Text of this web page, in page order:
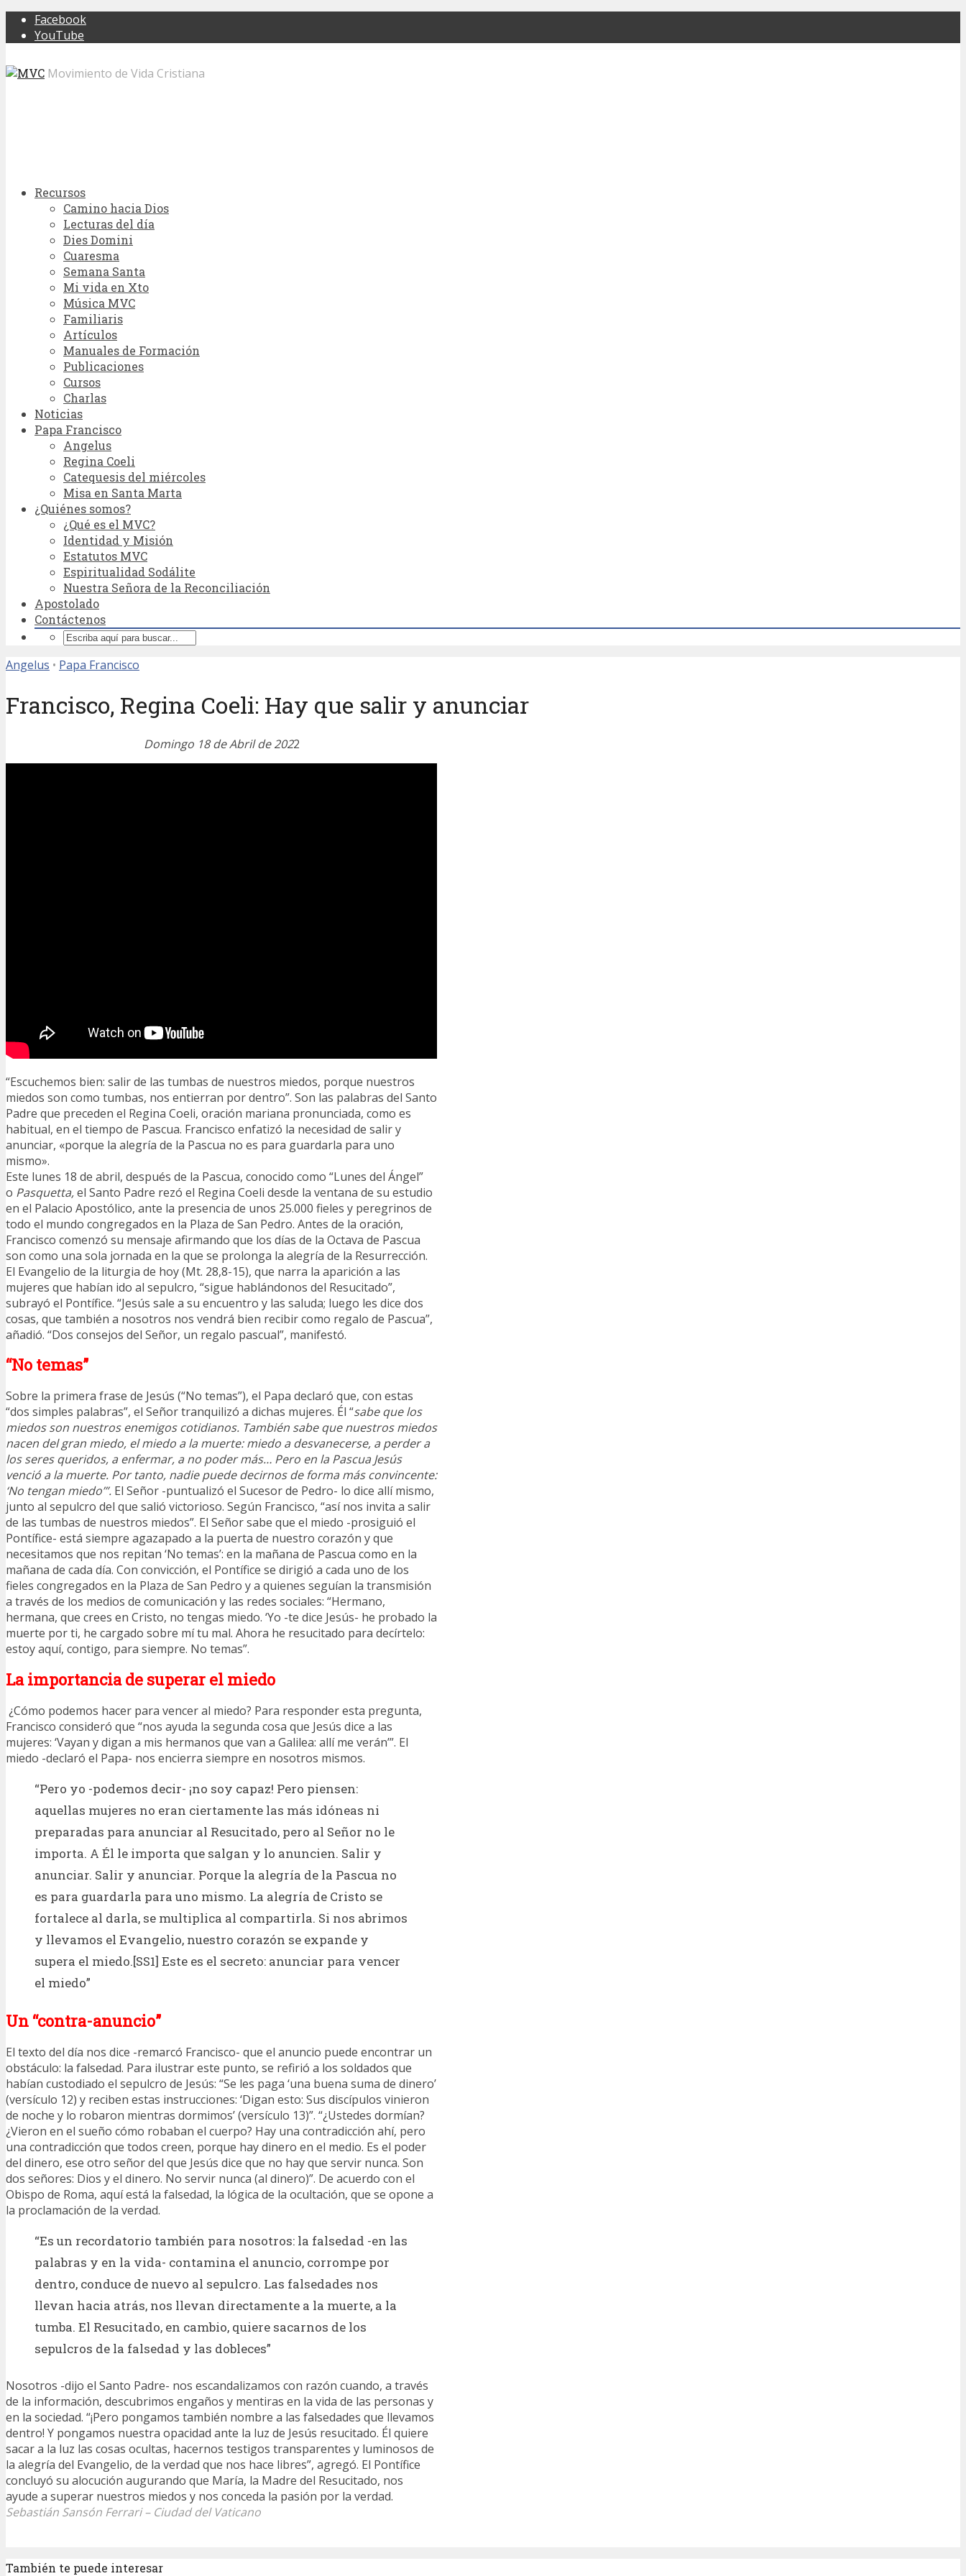
Facebook
YouTube
Movimiento de Vida Cristiana
Recursos
Camino hacia Dios
Lecturas del día
Dies Domini
Cuaresma
Semana Santa
Mi vida en Xto
Música MVC
Familiaris
Artículos
Manuales de Formación
Publicaciones
Cursos
Charlas
Noticias
Papa Francisco
Angelus
Regina Coeli
Catequesis del miércoles
Misa en Santa Marta
¿Quiénes somos?
¿Qué es el MVC?
Identidad y Misión
Estatutos MVC
Espiritualidad Sodálite
Nuestra Señora de la Reconciliación
Apostolado
Contáctenos
Angelus • Papa Francisco
Francisco, Regina Coeli: Hay que salir y anunciar
Domingo 18 de Abril de 2022
“Escuchemos bien: salir de las tumbas de nuestros miedos, porque nuestros
miedos son como tumbas, nos entierran por dentro”. Son las palabras del Santo
Padre que preceden el Regina Coeli, oración mariana pronunciada, como es
habitual, en el tiempo de Pascua. Francisco enfatizó la necesidad de salir y
anunciar, «porque la alegría de la Pascua no es para guardarla para uno
mismo».
Este lunes 18 de abril, después de la Pascua, conocido como “Lunes del Ángel”
o Pasquetta,el Santo Padre rezó el Regina Coeli desde la ventana de su estudio
en el Palacio Apostólico, ante la presencia de unos 25.000 fieles y peregrinos de
todo el mundo congregados en la Plaza de San Pedro. Antes de la oración,
Francisco comenzó su mensaje afirmando que los días de la Octava de Pascua
son como una sola jornada en la que se prolonga la alegría de la Resurrección.
El Evangelio de la liturgia de hoy (Mt. 28,8-15), que narra la aparición a las
mujeres que habían ido al sepulcro, “sigue hablándonos del Resucitado”,
subrayó el Pontífice. “Jesús sale a su encuentro y las saluda; luego les dice dos
cosas, que también a nosotros nos vendrá bien recibir como regalo de Pascua”,
añadió. “Dos consejos del Señor, un regalo pascual”, manifestó.
“No temas”
Sobre la primera frase de Jesús (“No temas”), el Papa declaró que, con estas
“dos simples palabras”, el Señor tranquilizó a dichas mujeres. Él “sabe que los
miedos son nuestros enemigos cotidianos. También sabe que nuestros miedos
nacen del gran miedo, el miedo a la muerte: miedo a desvanecerse, a perder a
los seres queridos, a enfermar, a no poder más… Pero en la Pascua Jesús
venció a la muerte. Por tanto, nadie puede decirnos de forma más convincente:
‘No tengan miedo’”. El Señor -puntualizó el Sucesor de Pedro- lo dice allí mismo,
junto al sepulcro del que salió victorioso. Según Francisco, “así nos invita a salir
de las tumbas de nuestros miedos”. El Señor sabe que el miedo -prosiguió el
Pontífice- está siempre agazapado a la puerta de nuestro corazón y que
necesitamos que nos repitan ‘No temas’: en la mañana de Pascua como en la
mañana de cada día. Con convicción, el Pontífice se dirigió a cada uno de los
fieles congregados en la Plaza de San Pedro y a quienes seguían la transmisión
a través de los medios de comunicación y las redes sociales: “Hermano,
hermana, que crees en Cristo, no tengas miedo. ‘Yo -te dice Jesús- he probado la
muerte por ti, he cargado sobre mí tu mal. Ahora he resucitado para decírtelo:
estoy aquí, contigo, para siempre. No temas”.
La importancia de superar el miedo
¿Cómo podemos hacer para vencer al miedo? Para responder esta pregunta,
Francisco consideró que “nos ayuda la segunda cosa que Jesús dice a las
mujeres: ‘Vayan y digan a mis hermanos que van a Galilea: allí me verán’”. El
miedo -declaró el Papa- nos encierra siempre en nosotros mismos.
“Pero yo -podemos decir- ¡no soy capaz! Pero piensen:
aquellas mujeres no eran ciertamente las más idóneas ni
preparadas para anunciar al Resucitado, pero al Señor no le
importa. A Él le importa que salgan y lo anuncien. Salir y
anunciar. Salir y anunciar. Porque la alegría de la Pascua no
es para guardarla para uno mismo. La alegría de Cristo se
fortalece al darla, se multiplica al compartirla. Si nos abrimos
y llevamos el Evangelio, nuestro corazón se expande y
supera el miedo.[SS1] Este es el secreto: anunciar para vencer
el miedo”
Un “contra-anuncio”
El texto del día nos dice -remarcó Francisco- que el anuncio puede encontrar un
obstáculo: la falsedad. Para ilustrar este punto, se refirió a los soldados que
habían custodiado el sepulcro de Jesús: “Se les paga ‘una buena suma de dinero’
(versículo 12) y reciben estas instrucciones: ‘Digan esto: Sus discípulos vinieron
de noche y lo robaron mientras dormimos’ (versículo 13)”. “¿Ustedes dormían?
¿Vieron en el sueño cómo robaban el cuerpo? Hay una contradicción ahí, pero
una contradicción que todos creen, porque hay dinero en el medio. Es el poder
del dinero, ese otro señor del que Jesús dice que no hay que servir nunca. Son
dos señores: Dios y el dinero. No servir nunca (al dinero)”. De acuerdo con el
Obispo de Roma, aquí está la falsedad, la lógica de la ocultación, que se opone a
la proclamación de la verdad.
“Es un recordatorio también para nosotros: la falsedad -en las
palabras y en la vida- contamina el anuncio, corrompe por
dentro, conduce de nuevo al sepulcro. Las falsedades nos
llevan hacia atrás, nos llevan directamente a la muerte, a la
tumba. El Resucitado, en cambio, quiere sacarnos de los
sepulcros de la falsedad y las dobleces”
Nosotros -dijo el Santo Padre- nos escandalizamos con razón cuando, a través
de la información, descubrimos engaños y mentiras en la vida de las personas y
en la sociedad. “¡Pero pongamos también nombre a las falsedades que llevamos
dentro! Y pongamos nuestra opacidad ante la luz de Jesús resucitado. Él quiere
sacar a la luz las cosas ocultas, hacernos testigos transparentes y luminosos de
la alegría del Evangelio, de la verdad que nos hace libres”, agregó. El Pontífice
concluyó su alocución augurando que María, la Madre del Resucitado, nos
ayude a superar nuestros miedos y nos conceda la pasión por la verdad.
Sebastián Sansón Ferrari – Ciudad del Vaticano
También te puede interesar